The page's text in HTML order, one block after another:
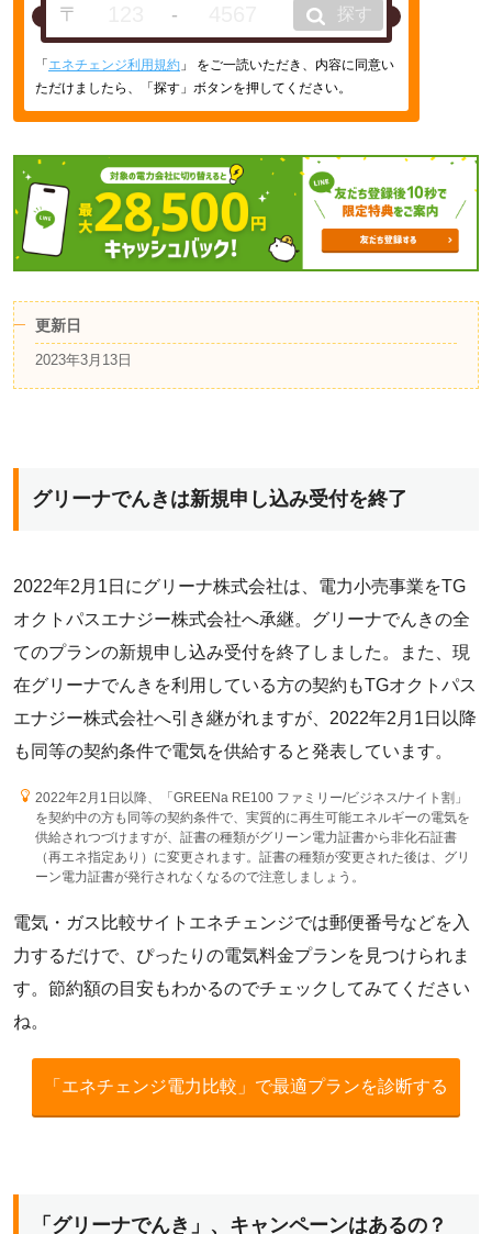
〒 - 探す
「 エネチェンジ利用規約 」 をご一読いただき、内容に同意い
ただけましたら、「探す」ボタンを押してください。
更新日
2023年3月13日
グリーナでんきは新規申し込み受付を終了
2022年2月1日にグリーナ株式会社は、電力小売事業をTG
オクトパスエナジー株式会社へ承継。グリーナでんきの全
てのプランの新規申し込み受付を終了しました。また、現
在グリーナでんきを利用している方の契約もTGオクトパス
エナジー株式会社へ引き継がれますが、2022年2月1日以降
も同等の契約条件で電気を供給すると発表しています。
2022年2月1日以降、「GREENa RE100 ファミリー/ビジネス/ナイト割」
を契約中の方も同等の契約条件で、実質的に再生可能エネルギーの電気を
供給されつづけますが、証書の種類がグリーン電力証書から非化石証書
（再エネ指定あり）に変更されます。証書の種類が変更された後は、グリ
ーン電力証書が発行されなくなるので注意しましょう。
電気・ガス比較サイトエネチェンジでは郵便番号などを入
力するだけで、ぴったりの電気料金プランを見つけられま
す。節約額の目安もわかるのでチェックしてみてください
ね。
「エネチェンジ電力比較」で最適プランを診断する
「グリーナでんき」、キャンペーンはあるの？